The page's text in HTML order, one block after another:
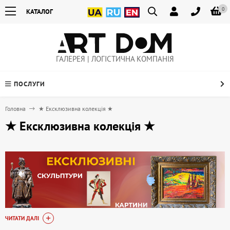
0
КАТАЛОГ
ГАЛЕРЕЯ | ЛОГІСТИЧНА КОМПАНІЯ
ПОСЛУГИ
Головна ★ Ексклюзивна колекція ★
★ Ексклюзивна колекція ★
ЧИТАТИ ДАЛІ